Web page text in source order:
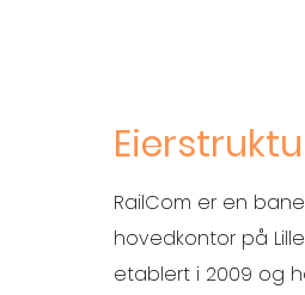
RailCom er en
hovedkontor på
etablert i 2009 og